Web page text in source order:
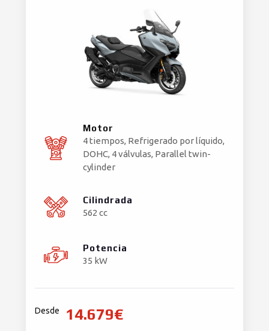
Motor
4 tiempos, Refrigerado por líquido,
DOHC, 4 válvulas, Parallel twin-
cylinder
Cilindrada
562 cc
Potencia
35 kW
Desde 14.679€